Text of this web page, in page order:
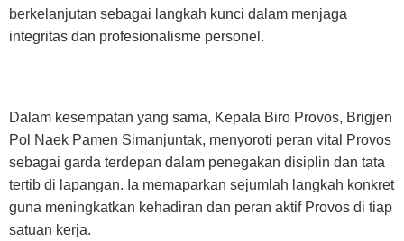
berkelanjutan sebagai langkah kunci dalam menjaga
integritas dan profesionalisme personel.
Dalam kesempatan yang sama, Kepala Biro Provos, Brigjen
Pol Naek Pamen Simanjuntak, menyoroti peran vital Provos
sebagai garda terdepan dalam penegakan disiplin dan tata
tertib di lapangan. Ia memaparkan sejumlah langkah konkret
guna meningkatkan kehadiran dan peran aktif Provos di tiap
satuan kerja.